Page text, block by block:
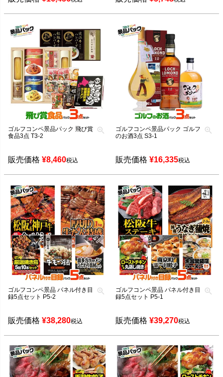
ゴルフコンペ景品パック 飛び賞
食品3点 T3-2
販売価格 ¥8,460税込
ゴルフコンペ景品パック ゴルフ
のお酒3点 S3-1
販売価格 ¥16,335税込
ゴルフコンペ景品 パネル付き目
録5点セット P5-2
販売価格 ¥38,280税込
ゴルフコンペ景品 パネル付き目
録5点セット P5-1
販売価格 ¥39,270税込